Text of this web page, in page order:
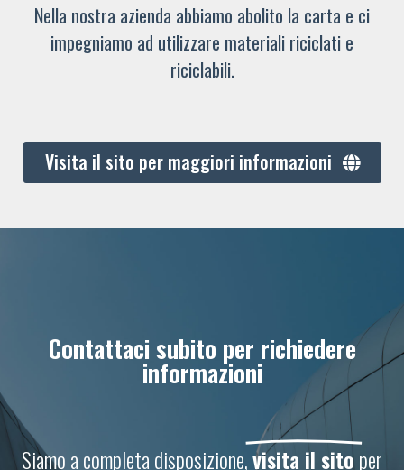
Nella nostra azienda abbiamo abolito la carta e ci
impegniamo ad utilizzare materiali riciclati e
riciclabili.
Visita il sito per maggiori informazioni
Contattaci subito per richiedere
informazioni
Siamo a completa disposizione,visita il sitoper